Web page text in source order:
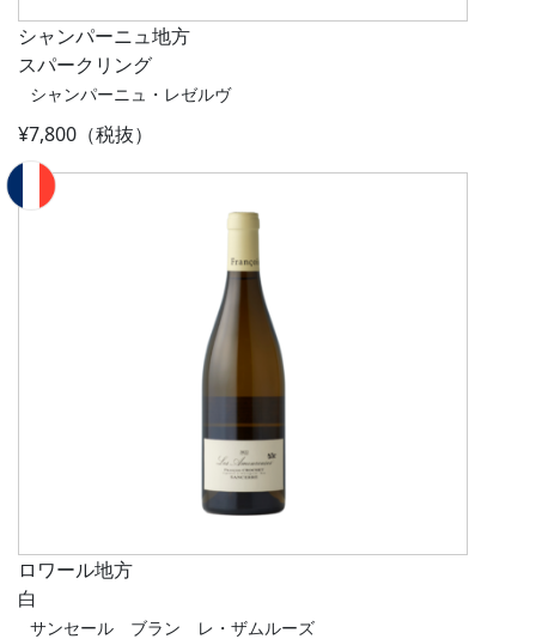
シャンパーニュ地方
スパークリング
シャンパーニュ・レゼルヴ
¥7,800（税抜）
ロワール地方
白
サンセール ブラン レ・ザムルーズ